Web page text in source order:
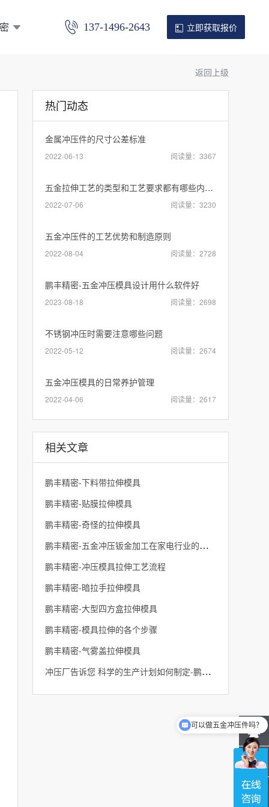
137-1496-2643 立即获取报价
返回上级
热门动态
金属冲压件的尺寸公差标准
2022-06-13 阅读量：3367
五金拉伸工艺的类型和工艺要求都有哪些内容？
2022-07-06 阅读量：3230
五金冲压件的工艺优势和制造原则
2022-08-04 阅读量：2728
鹏丰精密-五金冲压模具设计用什么软件好
2023-08-18 阅读量：2698
不锈钢冲压时需要注意哪些问题
2022-05-12 阅读量：2674
五金冲压模具的日常养护管理
2022-04-06 阅读量：2617
相关文章
鹏丰精密-下料带拉伸模具
鹏丰精密-贴膜拉伸模具
鹏丰精密-奇怪的拉伸模具
鹏丰精密-五金冲压钣金加工在家电行业的应用
鹏丰精密-冲压模具拉伸工艺流程
鹏丰精密-暗拉手拉伸模具
鹏丰精密-大型四方盒拉伸模具
鹏丰精密-模具拉伸的各个步骤
鹏丰精密-气雾盖拉伸模具
冲压厂告诉您 科学的生产计划如何制定-鹏丰精密
可以做五金冲压件吗？
可以做拉伸件加工吗？